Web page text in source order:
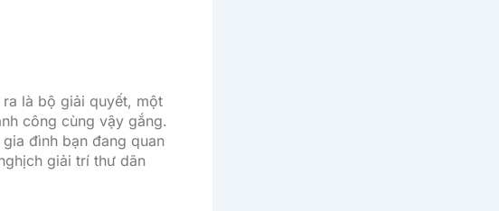
là bộ giải quyết, một
công cùng vậy gắng.
đình bạn đang quan
giải trí thư dãn